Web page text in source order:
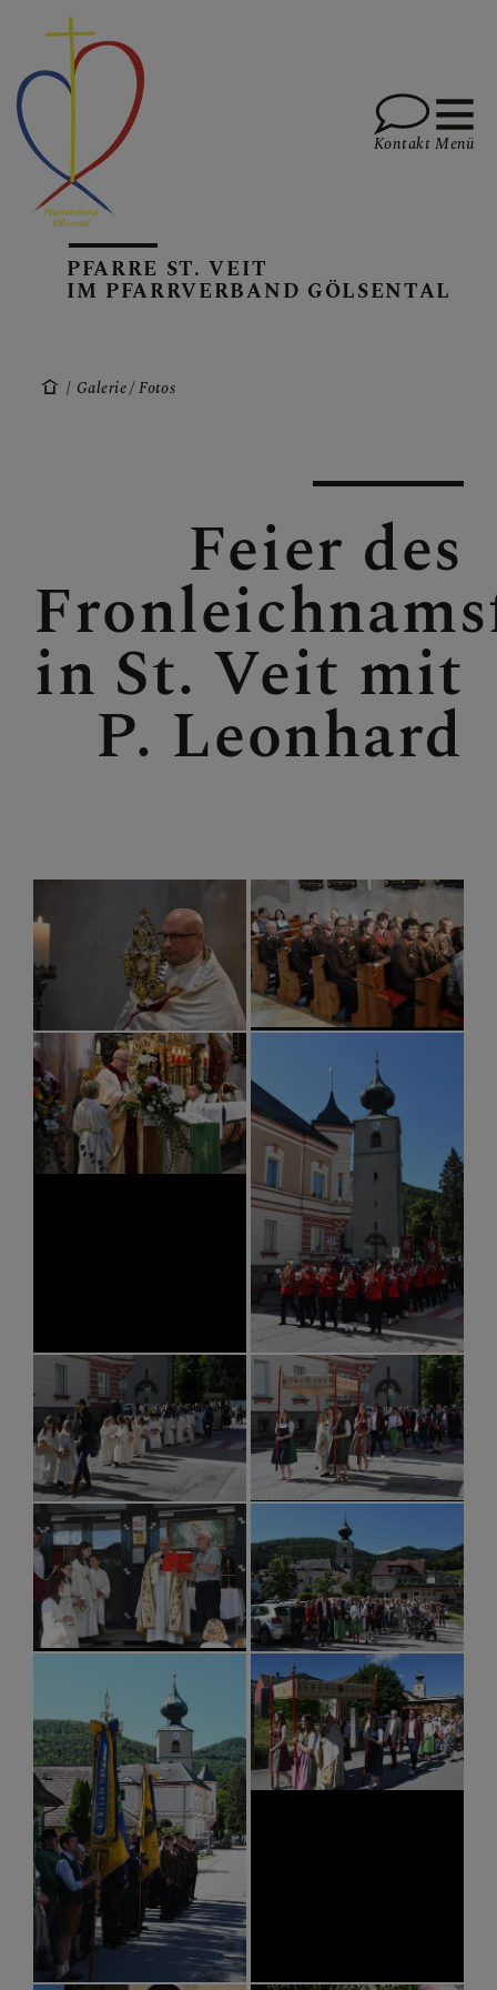
AKTUELLES
GALERIE / FOTOS
SAKRAMENTE
SONSTIGES
SEELSORGETEAM
PFARRE ST. VEIT
IM PFARRVERBAND GÖLSENTAL
Kontakt Menü
Galerie / Fotos
Feier des
in St. Veit mit
P. Leonhard